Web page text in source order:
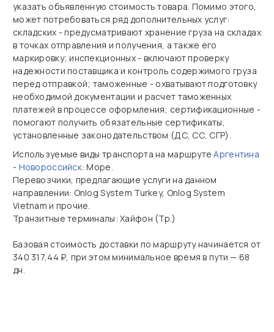
указать объявленную стоимость товара. Помимо этого,
может потребоваться ряд дополнительных услуг:
складских - предусматривают хранение груза на складах
в точках отправления и получения, а также его
маркировку; инспекционных - включают проверку
надежности поставщика и контроль содержимого груза
перед отправкой; таможенные - охватывают подготовку
необходимой документации и расчет таможенных
платежей в процессе оформления; сертификационные -
помогают получить обязательные сертификаты,
установленные законодательством (ДС, СС, СГР).
Используемые виды транспорта на маршрутеАргентина
- Новороссийск: Море.
Перевозчики, предлагающие услуги на данном
направлении: Onlog System Turkey, Onlog System
Vietnam и прочие.
Транзитные терминалы: Хайфон (Тр.)
Базовая стоимость доставки по маршруту начинается от
340 317,44 ₽, при этом минимальное время в пути — 68
дн.